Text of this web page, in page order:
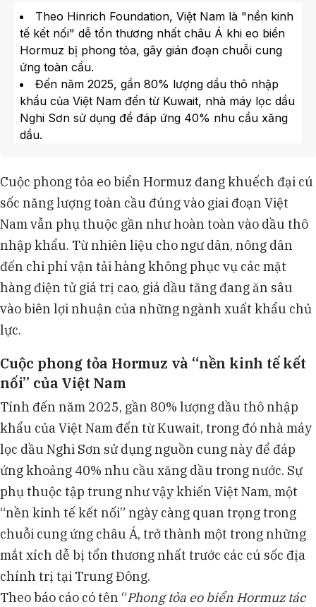
Theo Hinrich Foundation, Việt Nam là "nền kinh
tế kết nối" dễ tổn thương nhất châu Á khi eo biển
Hormuz bị phong tỏa, gây gián đoạn chuỗi cung
ứng toàn cầu.
Đến năm 2025, gần 80% lượng dầu thô nhập
khẩu của Việt Nam đến từ Kuwait, nhà máy lọc dầu
Nghi Sơn sử dụng để đáp ứng 40% nhu cầu xăng
dầu.
ngành nhựa, trong đó Hoa Kỳ nhập 4 tỷ USD
nhựa từ Việt Nam năm 2025.
Năm 2025, xuất khẩu máy tính xách tay đóng
góp 38% vào tăng trưởng xuất khẩu sang Mỹ bằng
đường hàng không, đạt tổng giá trị 41,4 tỷ USD,
đang gặp thách thức.
Chính phủ Việt Nam đã chi 217 triệu USD từ quỹ
bình ổn giá xăng dầu, tạm dừng thuế nhiên liệu và
của Nhật Bản.
Cuộc phong tỏa eo biển Hormuz đang khuếch đại cú
sốc năng lượng toàn cầu đúng vào giai đoạn Việt
Nam vẫn phụ thuộc gần như hoàn toàn vào dầu thô
nhập khẩu. Từ nhiên liệu cho ngư dân, nông dân
đến chi phí vận tải hàng không phục vụ các mặt
hàng điện tử giá trị cao, giá dầu tăng đang ăn sâu
vào biên lợi nhuận của những ngành xuất khẩu chủ
lực.
Cuộc phong tỏa Hormuz và “nền kinh tế kết
nối” của Việt Nam
Tính đến năm 2025, gần 80% lượng dầu thô nhập
khẩu của Việt Nam đến từ Kuwait, trong đó nhà máy
lọc dầu Nghi Sơn sử dụng nguồn cung này để đáp
ứng khoảng 40% nhu cầu xăng dầu trong nước. Sự
phụ thuộc tập trung như vậy khiến Việt Nam, một
“nền kinh tế kết nối” ngày càng quan trọng trong
chuỗi cung ứng châu Á, trở thành một trong những
mắt xích dễ bị tổn thương nhất trước các cú sốc địa
chính trị tại Trung Đông.
Theo báo cáo có tên “Phong tỏa eo biển Hormuz tác